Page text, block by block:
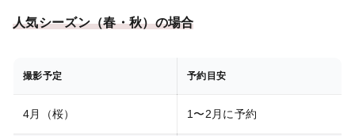
人気シーズン（春・秋）の場合
撮影予定 予約目安
4月（桜） 1〜2月に予約